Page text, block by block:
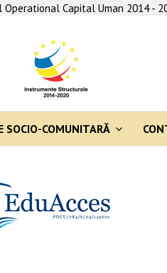
Capital Uman 2014 -
SOCIO-COMUNITARĂ